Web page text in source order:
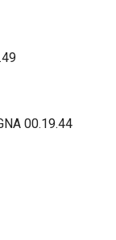
00.19.44